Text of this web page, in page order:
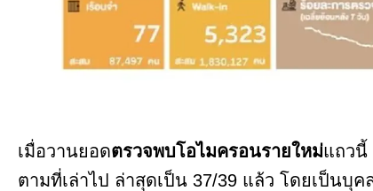
เมื่อวานยอดตรวจพบโอไมครอนรายใหม่แถวนี้
ตามที่เล่าไป ล่าสุดเป็น 37/39 แล้ว โดยเป็นบุ